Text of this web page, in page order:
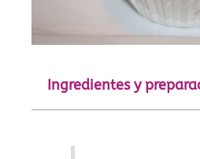
Ingredientes y